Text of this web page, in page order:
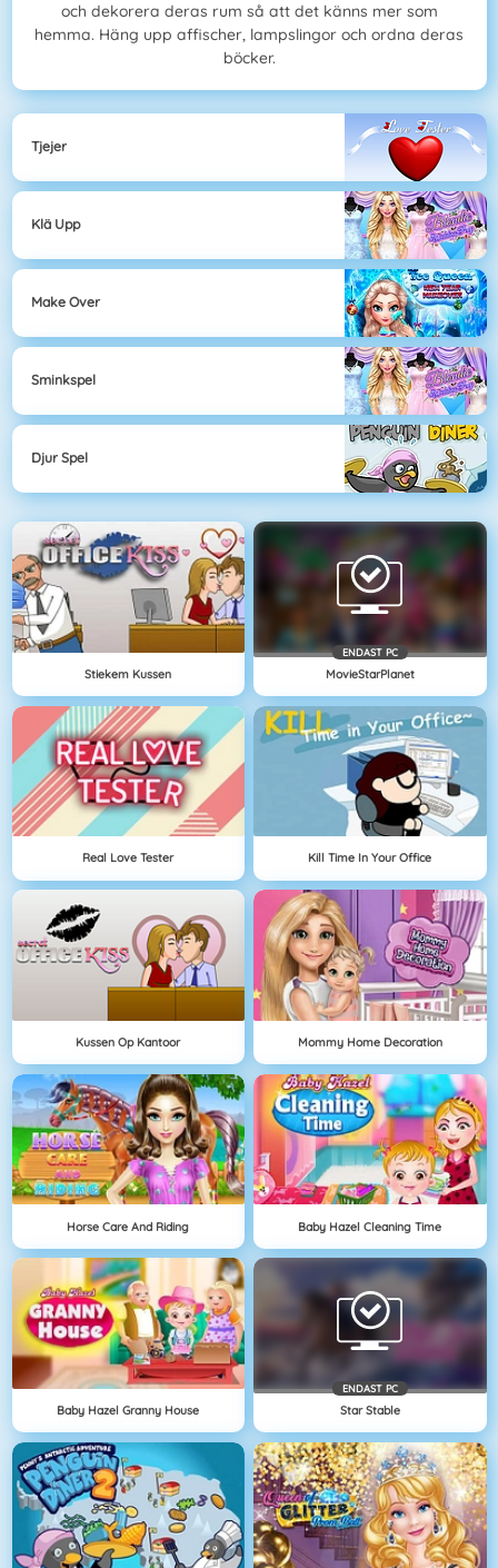
och dekorera deras rum så att det känns mer som
hemma. Häng upp affischer, lampslingor och ordna deras
böcker.
Tjejer
Klä Upp
Make Over
Sminkspel
Djur Spel
Stiekem Kussen
ENDAST PC
MovieStarPlanet
Real Love Tester Kill Time In Your Office
Kussen Op Kantoor Mommy Home Decoration
Horse Care And Riding Baby Hazel Cleaning Time
Baby Hazel Granny House
ENDAST PC
Star Stable